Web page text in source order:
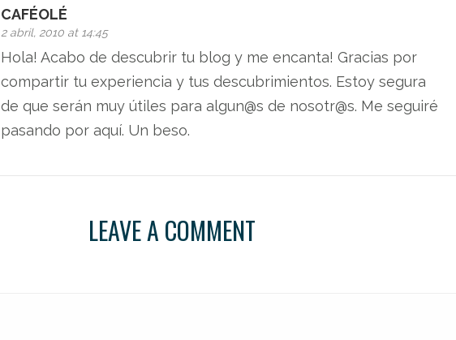
CAFÉOLÉ
2 abril, 2010 at 14:45
Hola! Acabo de descubrir tu blog y me encanta! Gracias por
compartir tu experiencia y tus descubrimientos. Estoy segura
de que serán muy útiles para algun@s de nosotr@s. Me seguiré
pasando por aquí. Un beso.
LEAVE A COMMENT